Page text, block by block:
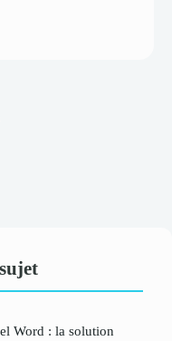
Word : la solution